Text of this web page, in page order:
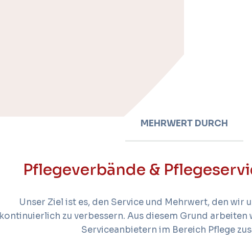
MEHRWERT DURCH
Pflegeverbände &
Unser Ziel ist es, den Service und Mehrwert, den wir
kontinuierlich zu verbessern. Aus diesem Grund
Serviceanbietern im Bereich Pflege